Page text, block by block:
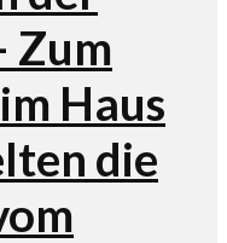
Zum
Haus
die